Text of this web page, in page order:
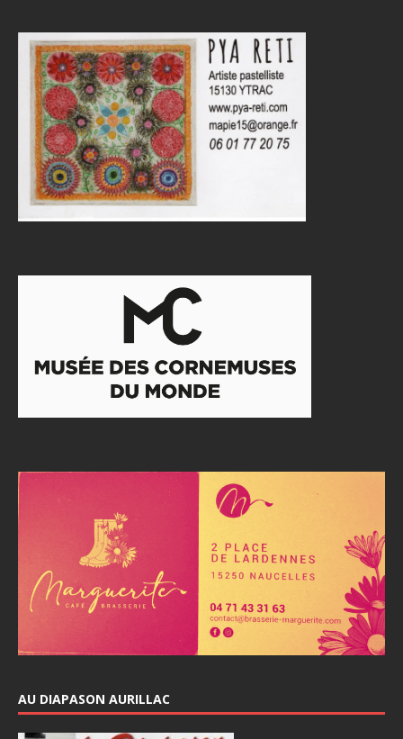
AU DIAPASON AURILLAC